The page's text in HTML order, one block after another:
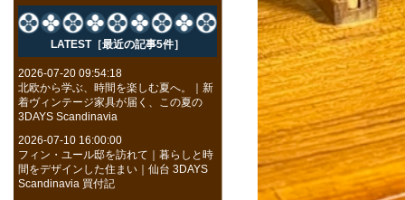
LATEST［最近の記事5件］
2026-07-20 09:54:18
北欧から学ぶ、時間を楽しむ夏へ。｜新
着ヴィンテージ家具が届く、この夏の
3DAYS Scandinavia
2026-07-10 16:00:00
フィン・ユール邸を訪れて｜暮らしと時
間をデザインした住まい｜仙台 3DAYS
Scandinavia 買付記